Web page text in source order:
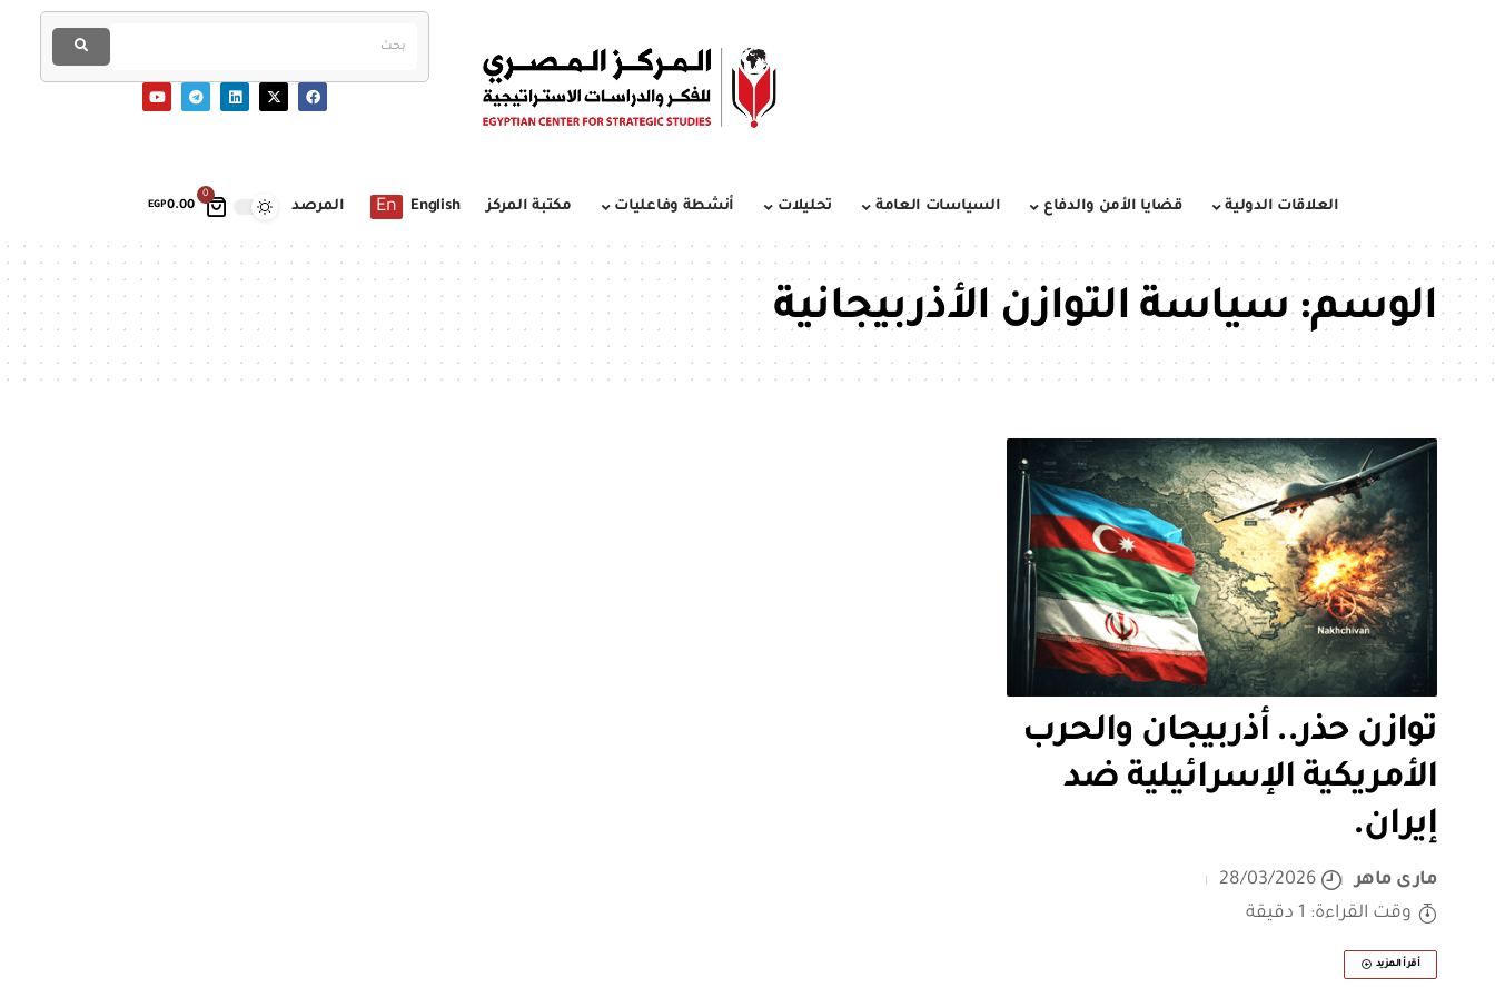
0
EGP0.00 العلاقات الدولية قضايا الأمن والدفاع السياسات العامة تحليلات أنشطة وفاعليات مكتبة المركز English
En المرصد
الوسم:سياسة التوازن الأذربيجانية
توازن حذر.. أذربيجان والحرب
الأمريكية الإسرائيلية ضد
إيران.
مارى ماهر
28/03/2026
وقت القراءة: 1 دقيقة
أقرأ المزيد